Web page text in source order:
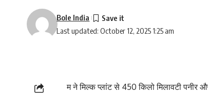
Last updated: October 12, 2025 1:25 am
Bole India
म ने मिल्क प्लांट से 450 किलो मिलावटी पनीर